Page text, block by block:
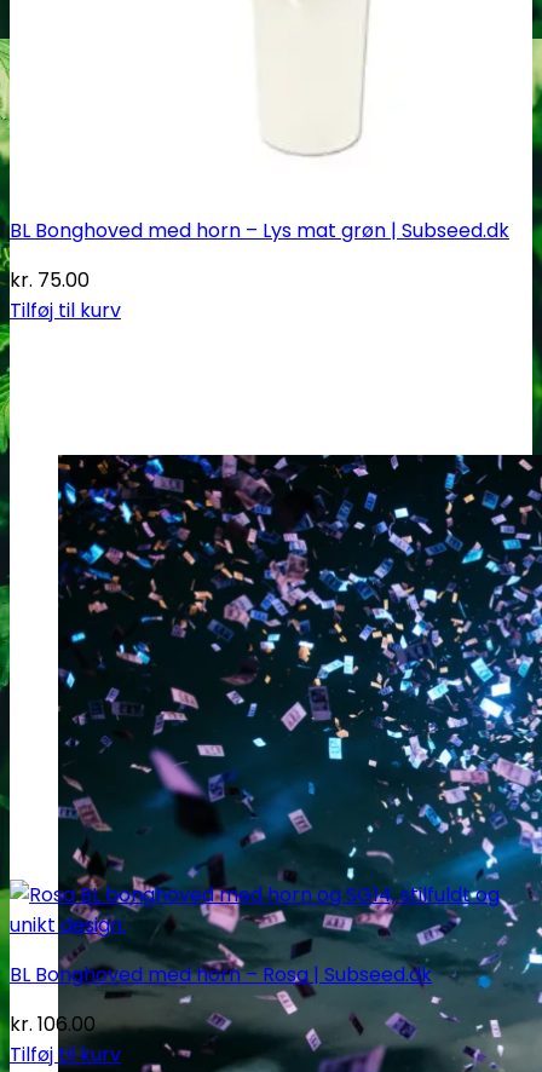
BL Bonghoved med horn – Lys mat grøn | Subseed.dk
kr. 75.00
Tilføj til kurv
BL Bonghoved med horn – Rosa | Subseed.dk
kr. 106.00
Tilføj til kurv